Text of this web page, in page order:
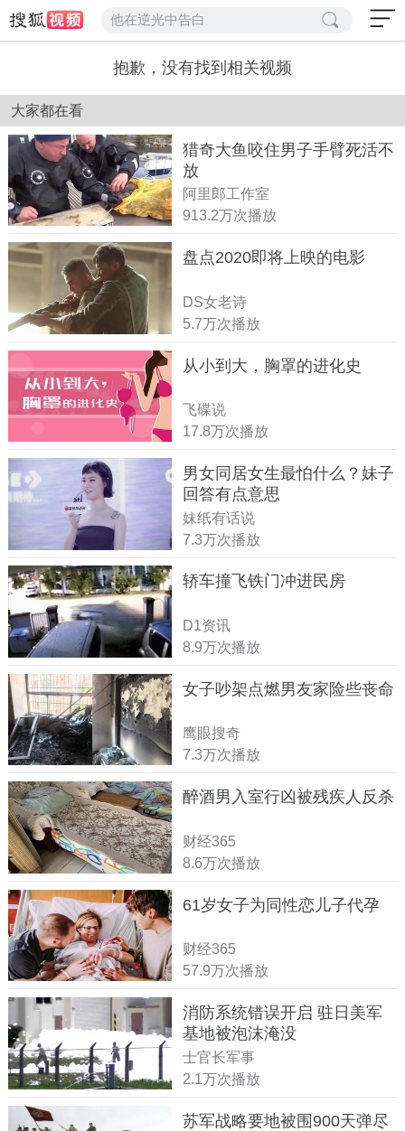
他在逆光中告白
抱歉，没有找到相关视频
大家都在看
猎奇大鱼咬住男子手臂死活不
放
阿里郎工作室
913.2万次播放
盘点2020即将上映的电影
DS女老诗
5.7万次播放
从小到大，胸罩的进化史
飞碟说
17.8万次播放
男女同居女生最怕什么？妹子
回答有点意思
妹纸有话说
7.3万次播放
轿车撞飞铁门冲进民房
D1资讯
8.9万次播放
女子吵架点燃男友家险些丧命
鹰眼搜奇
7.3万次播放
醉酒男入室行凶被残疾人反杀
财经365
8.6万次播放
61岁女子为同性恋儿子代孕
财经365
57.9万次播放
消防系统错误开启 驻日美军
基地被泡沫淹没
士官长军事
2.1万次播放
苏军战略要地被围900天弹尽